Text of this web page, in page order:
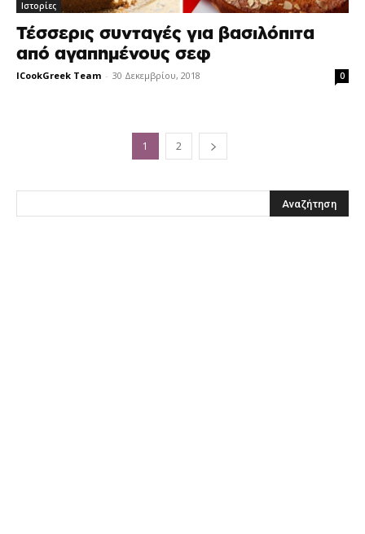
Ιστορίες
Τέσσερις συνταγές για βασιλόπιτα
από αγαπημένους σεφ
ICookGreek Team - 30 Δεκεμβρίου, 2018 0
1 2